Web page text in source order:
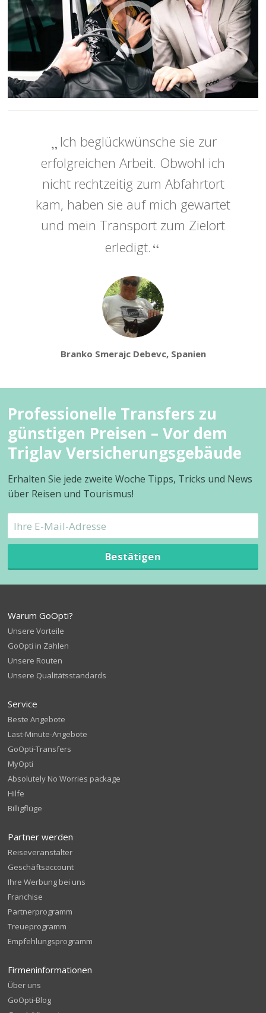
Ich beglückwünsche sie zur
erfolgreichen Arbeit. Obwohl ich
nicht rechtzeitig zum Abfahrtort
kam, haben sie auf mich gewartet
und mein Transport zum Zielort
erledigt.
Branko Smerajc Debevc, Spanien
Professionelle Transfers zu
günstigen Preisen – Vor dem
Triglav Versicherungsgebäude
Erhalten Sie jede zweite Woche Tipps, Tricks und News
über Reisen und Tourismus!
Bestätigen
Warum GoOpti?
Unsere Vorteile
GoOpti in Zahlen
Unsere Routen
Unsere Qualitätsstandards
Service
Beste Angebote
Last-Minute-Angebote
GoOpti-Transfers
MyOpti
Absolutely No Worries package
Hilfe
Billigflüge
Partner werden
Reiseveranstalter
Geschäftsaccount
Ihre Werbung bei uns
Franchise
Partnerprogramm
Treueprogramm
Empfehlungsprogramm
Firmeninformationen
Über uns
GoOpti-Blog